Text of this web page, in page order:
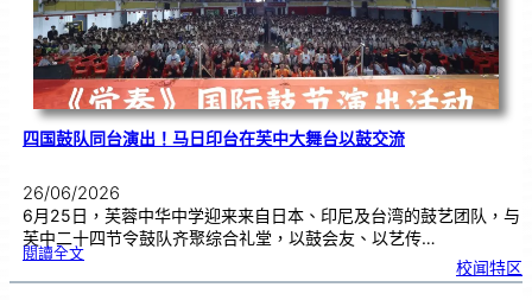
四国鼓队同台演出！马日印台在芙中大舞台以鼓交流
26/06/2026
6月25日，芙蓉中华中学迎来来自日本、印尼及台湾的鼓艺团队，与
芙中二十四节令鼓队齐聚综合礼堂，以鼓会友、以艺传…
閱讀全文:四
队
校闻特区